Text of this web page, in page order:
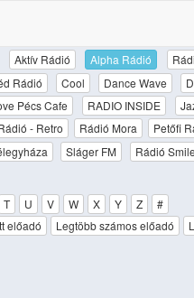
Aktív Rádió Alpha Rádió
Rádió Cool Dance Wave
Pécs Cafe RADIO INSIDE
- Retro Rádió Mora Petőfi
Sláger FM Rádió Smile
T U V W X Y Z
#
előadó Legtöbb számos előadó